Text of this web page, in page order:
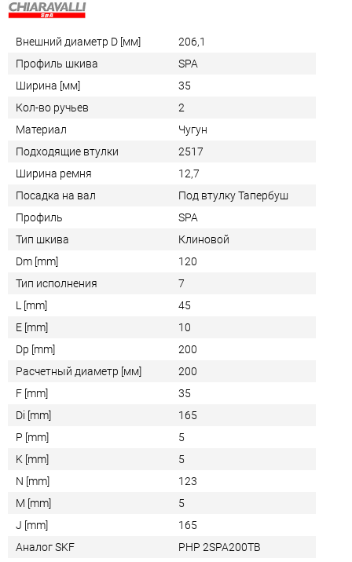
Внешний диаметр D [мм]
206,1
Профиль шкива
SPA
Ширина [мм]
35
Кол-во ручьев
2
Материал
Чугун
Подходящие втулки
2517
Ширина ремня
12,7
Посадка на вал
Под втулку Тапербуш
Профиль
SPA
Тип шкива
Клиновой
Dm [mm]
120
Тип исполнения
7
L [mm]
45
E [mm]
10
Dp [mm]
200
Расчетный диаметр [мм]
200
F [mm]
35
Di [mm]
165
P [mm]
5
K [mm]
5
N [mm]
123
M [mm]
5
J [mm]
165
Аналог SKF
PHP 2SPA200TB